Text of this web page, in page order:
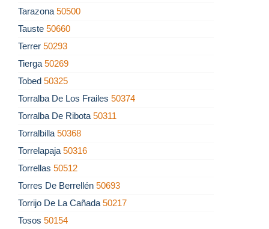
Tarazona 50500
Tauste 50660
Terrer 50293
Tierga 50269
Tobed 50325
Torralba De Los Frailes 50374
Torralba De Ribota 50311
Torralbilla 50368
Torrelapaja 50316
Torrellas 50512
Torres De Berrellén 50693
Torrijo De La Cañada 50217
Tosos 50154